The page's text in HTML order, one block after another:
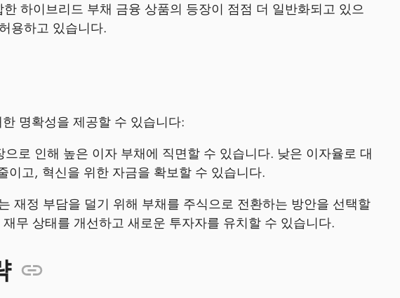
하이브리드 부채 금융 상품의 등장이 점점 더 일반화되고 있으
용하고 있습니다.
명확성을 제공할 수 있습니다:
로 인해 높은 이자 부채에 직면할 수 있습니다. 낮은 이자율로 대
이고, 혁신을 위한 자금을 확보할 수 있습니다.
재정 부담을 덜기 위해 부채를 주식으로 전환하는 방안을 선택할
무 상태를 개선하고 새로운 투자자를 유치할 수 있습니다.